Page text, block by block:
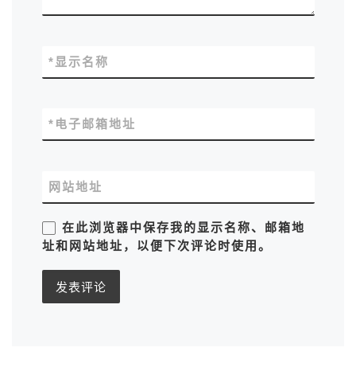
显示名称
*
电子邮箱地址
*
网站地址
在此浏览器中保存我的显示名称、邮箱地
址和网站地址，以便下次评论时使用。